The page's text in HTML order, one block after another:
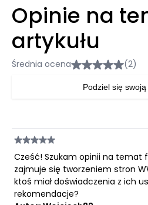
Opinie na
artykułu
Średnia ocena (2)
Podziel się
Cześć! Szukam opinii na temat
zajmuje się tworzeniem stron
ktoś miał doświadczenia z ich
rekomendacje?